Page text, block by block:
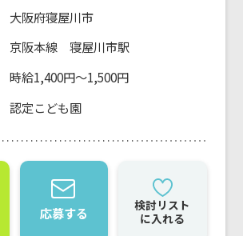
大阪府寝屋川市
京阪本線 寝屋川市駅
時給1,400円～1,500円
認定こども園
応募する
検討リスト
に入れる